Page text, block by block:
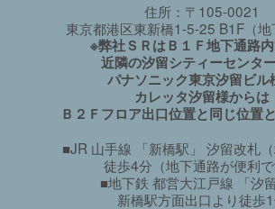
住所：〒105-0021
東京都港区東新橋1-5-25 B1F（地
※弊社ＳＲはＢ１Ｆ地下通路
近隣の汐留シティーセンター
パナソニック東京汐留ビル
カレッタ汐留様からは
Ｂ２Ｆフロア出口位置と同じ位置
■JR 山手線 「新橋駅」 汐留改札
徒歩4分（地下通路が便利で
■地下鉄 都営大江戸線 「汐留
新橋駅方面出口より徒歩